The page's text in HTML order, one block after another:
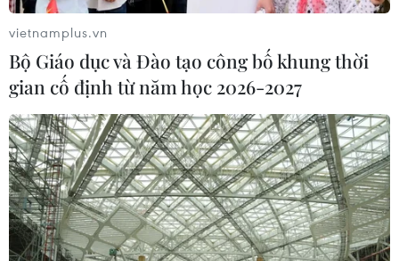
vietnamplus.vn
Bộ Giáo dục và Đào tạo công bố khung thời
gian cố định từ năm học 2026-2027